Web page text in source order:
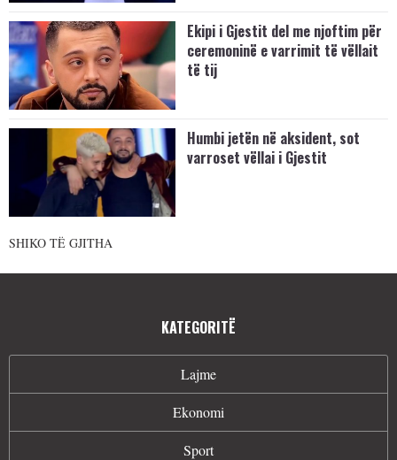
Ekipi i Gjestit del me njoftim për
ceremoninë e varrimit të vëllait
të tij
Humbi jetën në aksident, sot
varroset vëllai i Gjestit
SHIKO TË GJITHA
KATEGORITË
Lajme
Ekonomi
Sport